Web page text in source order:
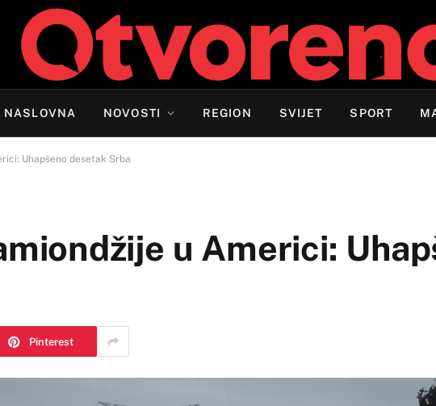
NASLOVNA NOVOSTI REGION SVIJET SPORT
Uhapšeno desetak Srba
u Americi:
Pinterest